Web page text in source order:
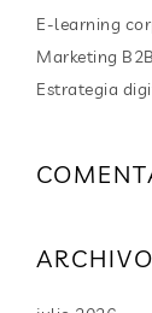
E-learning
Marketing
Estrategia